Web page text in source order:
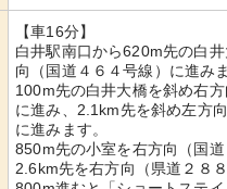
【車16分】
白井駅南口から620m先の白
向（国道４６４号線）に進みま
100m先の白井大橋を斜め右方
に進み、2.1km先を斜め左方
に進みます。
850m先の小室を右方向（国道
2.6km先を右方向（県道２８